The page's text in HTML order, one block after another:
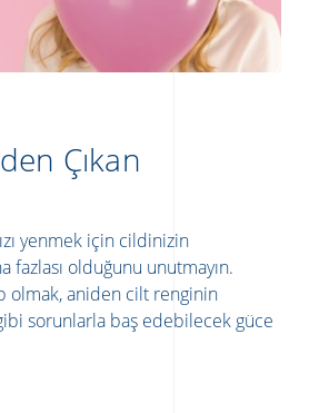
Çıkan
yenmek için cildinizin
fazlası olduğunu unutmayın.
olmak, aniden cilt renginin
sorunlarla baş edebilecek güce